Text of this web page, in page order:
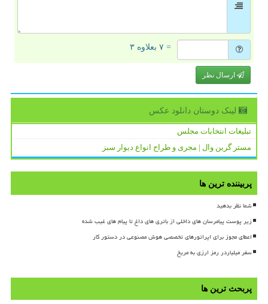
= ۷ بعلاوه ۳
ارسال نظر
لینک دوستان دانلود عكس
تبلیغات انتخابات مجلس
مستر گرین وال | مجری و طراح انواع دیوار سبز
پربیننده ترین ها
شما نظر بدهید
زیر پوست پیامرسان های داخلی از باتری های داغ تا پیام های غیب شده
اعطای مجوز برای اپراتورهای تخصصی هوش مصنوعی در دستور کار
سفر میلیاردر رمز ارزی به مریخ
پربحث ترین ها